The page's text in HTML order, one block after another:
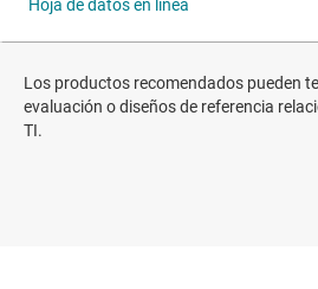
Los productos recomendados pueden
evaluación o diseños de referencia
TI.